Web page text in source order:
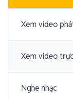
Xem video
Xem video
Nghe nhạc